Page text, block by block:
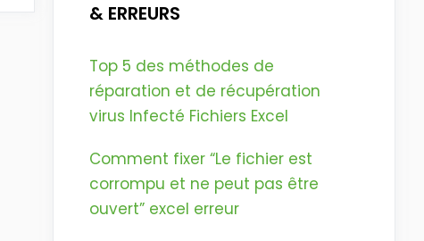
& ERREURS
Top 5 des méthodes de
réparation et de récupération
virus Infecté Fichiers Excel
Comment fixer “Le fichier est
corrompu et ne peut pas être
ouvert” excel erreur